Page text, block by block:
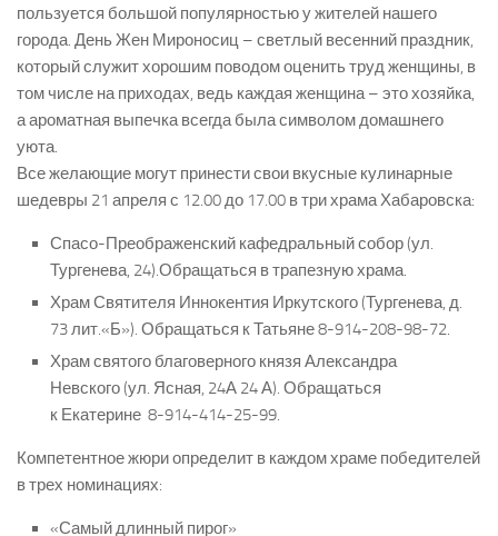
пользуется большой популярностью у жителей нашего
города. День Жен Мироносиц – светлый весенний праздник,
который служит хорошим поводом оценить труд женщины, в
том числе на приходах, ведь каждая женщина – это хозяйка,
а ароматная выпечка всегдабыла символом домашнего
уюта.
Все желающие могут принести свои вкусные кулинарные
шедевры 21 апреля с 12.00 до 17.00 втрихрама Хабаровска:
Спасо-Преображенский кафедральный собор (ул.
Тургенева, 24).Обращаться в трапезную храма.
Храм Святителя Иннокентия Иркутского (Тургенева, д.
73 лит.«Б»). Обращаться к Татьяне8-914-208-98-72.
Храм святого благоверного князя Александра
Невского(ул. Ясная, 24А 24А). Обращаться
к Екатерине 8-914-414-25-99.
Компетентное жюри определит в каждом храме победителей
в трех номинациях:
«Самый длинный пирог»